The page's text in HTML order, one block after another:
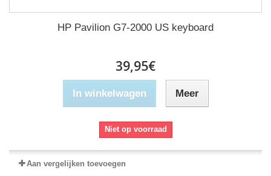
HP Pavilion G7-2000 US keyboard
39,95€
In winkelwagen Meer
Niet op voorraad
Aan vergelijken toevoegen